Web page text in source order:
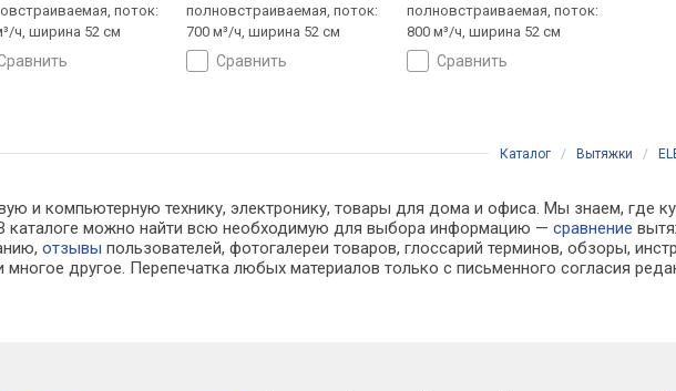
поток:
ч, ширина 52 см
сравнить
полновстраиваемая, поток:
700 м³/ч, ширина 52 см
сравнить
полновстраиваемая, поток:
800 м³/ч, ширина 52 см
сравнить
Каталог / Вытяжки /
и компьютерную технику, электронику, товары для дома и офиса. Мы знаем, где
В каталоге можно найти всю необходимую для выбора информацию —сравнение
отзывы пользователей, фотогалереи товаров, глоссарий терминов, обзоры,
многое другое. Перепечатка любых материалов только с письменного согласия